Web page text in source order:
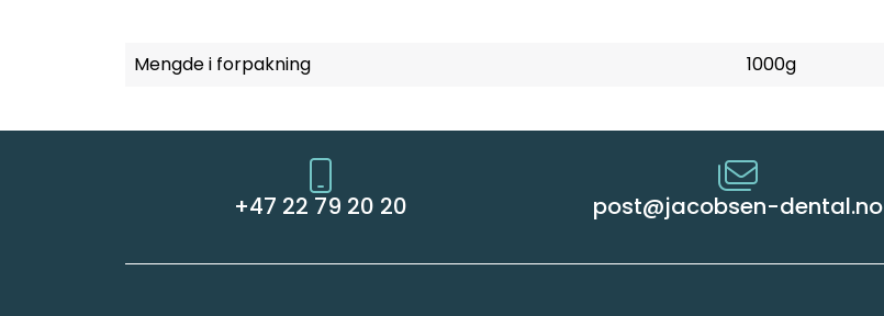
Mengde i forpakning 1000g
+47 22 79 20 20 post@jacobsen-dental.no